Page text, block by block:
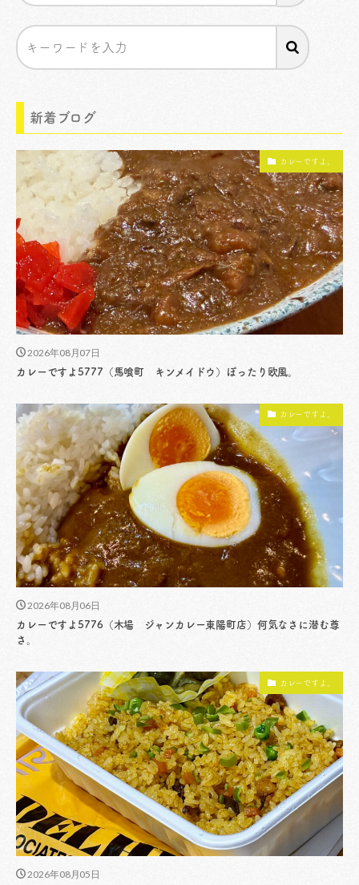
新着ブログ
カレーですよ。
2026年08月07日
カレーですよ5777（馬喰町 キンメイドウ）ぽったり欧風。
カレーですよ。
2026年08月06日
カレーですよ5776（木場 ジャンカレー東陽町店）何気なさに潜む尊
さ。
カレーですよ。
2026年08月05日